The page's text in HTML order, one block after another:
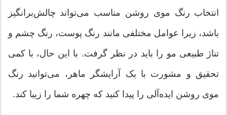
انتخاب رنگ موی روشن مناسب می‌تواند چالش‌برانگیز
باشد، زیرا عوامل مختلفی مانند رنگ پوست، رنگ چشم و
تناژ طبیعی مو را باید در نظر گرفت. با این حال، با کمی
تحقیق و مشورت با یک آرایشگر ماهر، می‌توانید رنگ
موی روشن ایده‌آلی را پیدا کنید که چهره شما را زیبا کند.